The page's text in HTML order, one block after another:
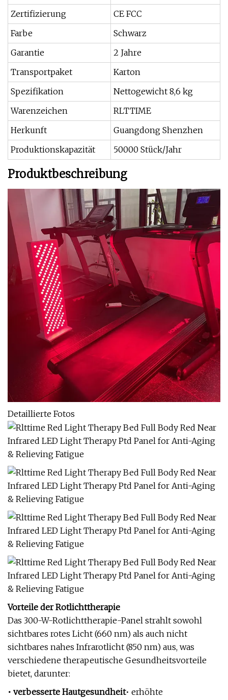
Zertifizierung
CE FCC
Farbe
Schwarz
Garantie
2 Jahre
Transportpaket
Karton
Spezifikation
Nettogewicht 8,6 kg
Warenzeichen
RLTTIME
Herkunft
Guangdong Shenzhen
Produktionskapazität
50000 Stück/Jahr
Produktbeschreibung
Detaillierte Fotos
Vorteile der Rotlichttherapie
Das 300-W-Rotlichttherapie-Panel strahlt sowohl
sichtbares rotes Licht (660 nm) als auch nicht
sichtbares nahes Infrarotlicht (850 nm) aus, was
verschiedene therapeutische Gesundheitsvorteile
bietet, darunter:
• verbesserte Hautgesundheit• erhöhte